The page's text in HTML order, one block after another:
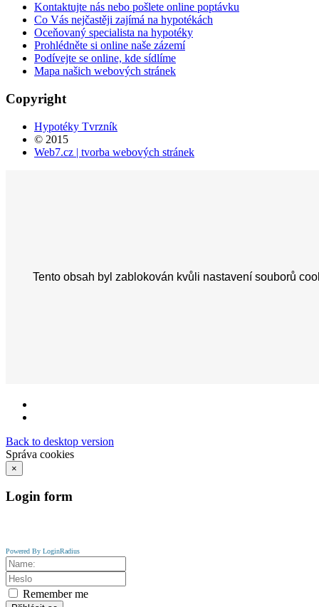
Kontaktujte nás nebo pošlete online poptávku
Co Vás nejčastěji zajímá na hypotékách
Oceňovaný specialista na hypotéky
Prohlédněte si online naše zázemí
Podívejte se online, kde sídlíme
Mapa našich webových stránek
Copyright
Hypotéky Tvrzník
© 2015
Web7.cz | tvorba webových stránek
Back to desktop version
Správa cookies
×
Login form
Powered By LoginRadius
Remember me